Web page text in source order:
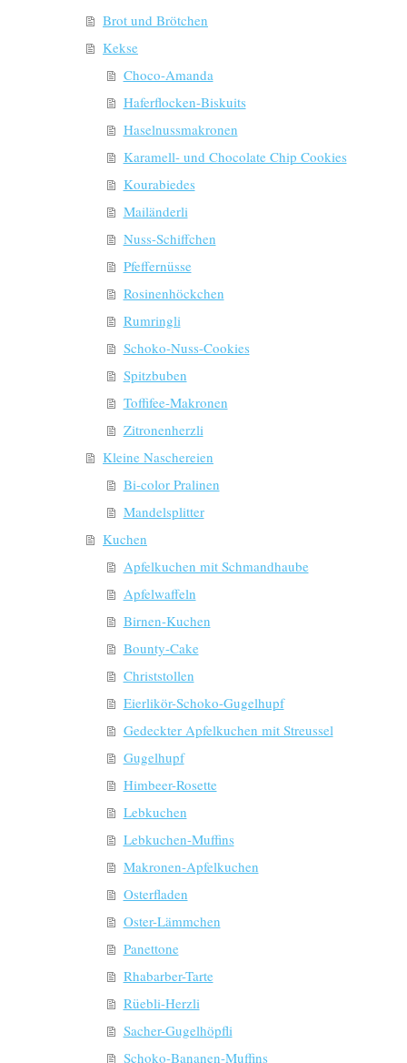
Brot und Brötchen
Kekse
Choco-Amanda
Haferflocken-Biskuits
Haselnussmakronen
Karamell- und Chocolate Chip Cookies
Kourabiedes
Mailänderli
Nuss-Schiffchen
Pfeffernüsse
Rosinenhöckchen
Rumringli
Schoko-Nuss-Cookies
Spitzbuben
Toffifee-Makronen
Zitronenherzli
Kleine Naschereien
Bi-color Pralinen
Mandelsplitter
Kuchen
Apfelkuchen mit Schmandhaube
Apfelwaffeln
Birnen-Kuchen
Bounty-Cake
Christstollen
Eierlikör-Schoko-Gugelhupf
Gedeckter Apfelkuchen mit Streussel
Gugelhupf
Himbeer-Rosette
Lebkuchen
Lebkuchen-Muffins
Makronen-Apfelkuchen
Osterfladen
Oster-Lämmchen
Panettone
Rhabarber-Tarte
Rüebli-Herzli
Sacher-Gugelhöpfli
Schoko-Bananen-Muffins